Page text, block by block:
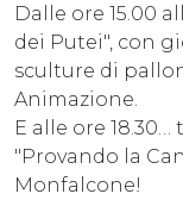
Dalle ore 15.00
dei Putei", con
sculture di
Animazione.
E alle ore
"Provando la
Monfalcone!